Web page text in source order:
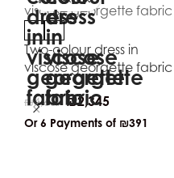
Two-colour dress in
viscose georgette fabric
₪4,689 ₪2,345
Or 6 Payments of ₪391